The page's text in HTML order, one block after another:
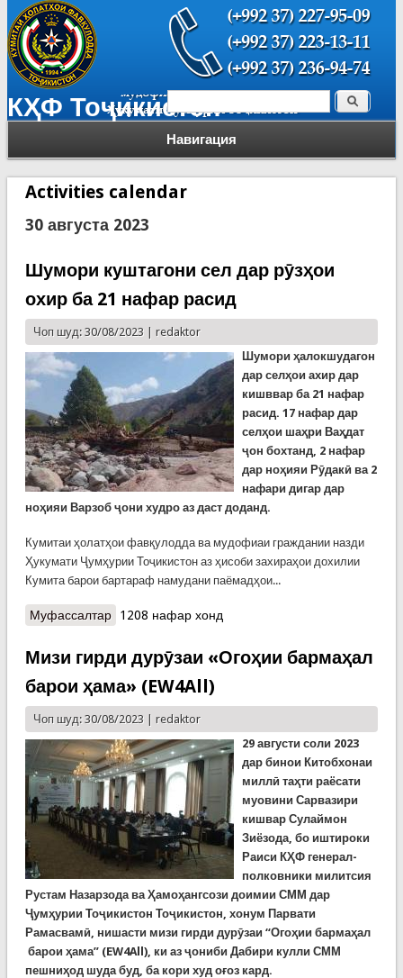
КҲФ Тоҷикистон
Навигация
Форма поиска Поиск
Activities calendar
30 августа 2023
Шумори куштагони сел дар рӯзҳои
охир ба 21 нафар расид
Чоп шуд: 30/08/2023 | redaktor
Шумори ҳалокшудагон
дар селҳои ахир дар
кишввар ба 21 нафар
расид. 17 нафар дар
селҳои шаҳри Ваҳдат
ҷон бохтанд, 2 нафар
дар ноҳияи Рӯдакӣ ва 2
нафари дигар дар
ноҳияи Варзоб ҷони худро аз даст доданд.
Кумитаи ҳолатҳои фавқулодда ва мудофиаи граждании назди
Ҳукумати Ҷумҳурии Тоҷикистон аз ҳисоби захираҳои дохилии
Кумита барои бартараф намудани паёмадҳои...
Муфассалтаро Шумори куштагони сел дар рӯзҳои охир ба 21
1208 нафар хонд
Мизи гирди дурӯзаи «Огоҳии бармаҳал
барои ҳама» (EW4All)
Чоп шуд: 30/08/2023 | redaktor
29 августи соли 2023
дар бинои Китобхонаи
миллӣ таҳти раёсати
муовини Сарвазири
кишвар Сулаймон
Зиёзода, бо иштироки
Раиси КҲФ генерал-
полковники милитсия
Рустам Назарзода ва Ҳамоҳангсози доимии СММ дар
Ҷумҳурии Тоҷикистон Тоҷикистон, хонум Парвати
Рамасвамӣ, нишасти мизи гирди дурӯзаи “Огоҳии бармаҳал
барои ҳама” (EW4All), ки аз ҷониби Дабири кулли СММ
пешниҳод шуда буд, ба кори худ оғоз кард.